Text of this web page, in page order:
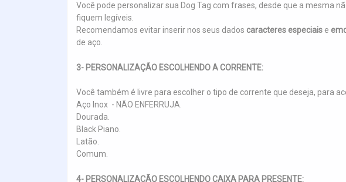
Você pode personalizar sua Dog Tag com frases, desde que a mesma
fiquem legíveis.
Recomendamos evitar inserir nos seus dados caracteres especiais e
de aço.
3- PERSONALIZAÇÃO ESCOLHENDO A CORRENTE:
Você também é livre para escolher o tipo de corrente que deseja, para
Aço Inox - NÃO ENFERRUJA.
Dourada.
Black Piano.
Latão.
Comum.
4- PERSONALIZAÇÃO ESCOLHENDO CAIXA PARA PRESENTE: